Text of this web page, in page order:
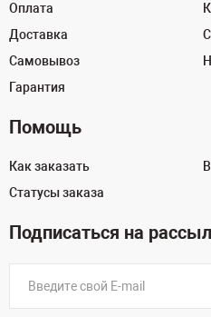
Оплата
Доставка
Самовывоз
Гарантия
Помощь
Как заказать
Статусы заказа
Подписаться на